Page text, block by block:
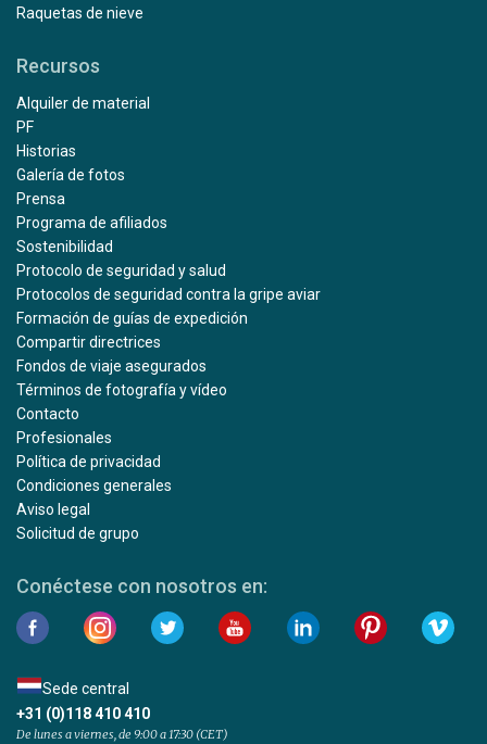
Raquetas de nieve
Recursos
Alquiler de material
PF
Historias
Galería de fotos
Prensa
Programa de afiliados
Sostenibilidad
Protocolo de seguridad y salud
Protocolos de seguridad contra la gripe aviar
Formación de guías de expedición
Compartir directrices
Fondos de viaje asegurados
Términos de fotografía y vídeo
Contacto
Profesionales
Política de privacidad
Condiciones generales
Aviso legal
Solicitud de grupo
Conéctese con nosotros en:
Sede central
+31 (0)118 410 410
De lunes a viernes, de 9:00 a 17:30 (CET)